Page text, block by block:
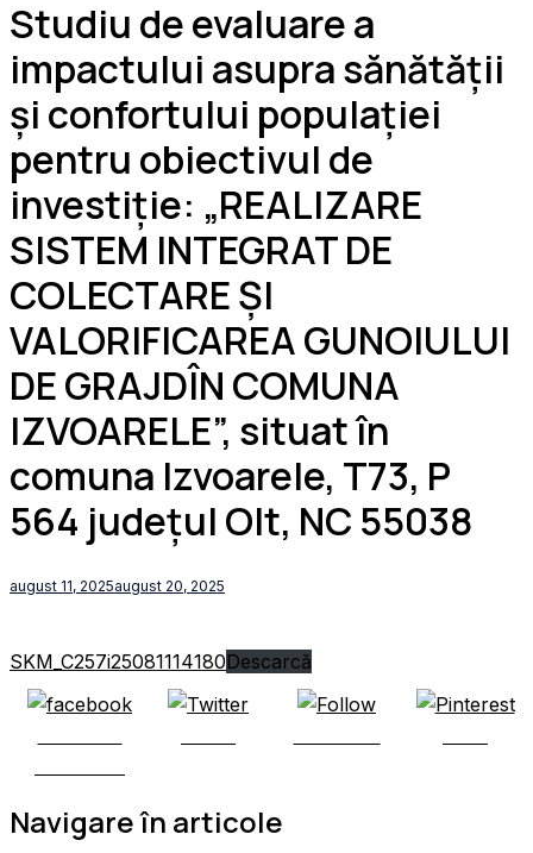
Studiu de evaluare a
impactului asupra sănătății
și confortului populației
pentru obiectivul de
investiție: „REALIZARE
SISTEM INTEGRAT DE
COLECTARE ȘI
VALORIFICAREA GUNOIULUI
DE GRAJDÎN COMUNA
IZVOARELE”, situat în
comuna Izvoarele, T73, P
564 județul Olt, NC 55038
august 11, 2025august 20, 2025
SKM_C257i25081114180Descarcă
Navigare în articole